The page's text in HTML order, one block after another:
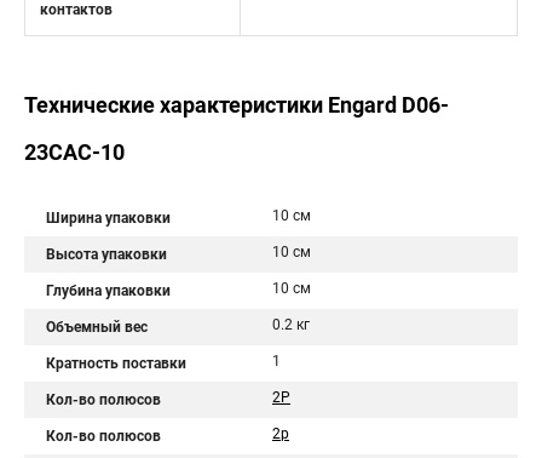
контактов
Технические характеристики Engard D06-
23CAC-10
Ширина упаковки 10 см
Высота упаковки 10 см
Глубина упаковки 10 см
Объемный вес 0.2 кг
Кратность поставки 1
Кол-во полюсов 2P
Кол-во полюсов 2р